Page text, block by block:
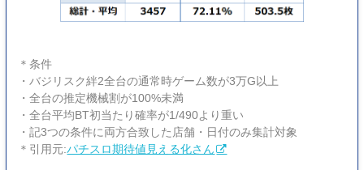
＊条件
・バジリスク絆2全台の通常時ゲーム数が3万G以上
・全台の推定機械割が100%未満
・全台平均BT初当たり確率が1/490より重い
・記3つの条件に両方合致した店舗・日付のみ集計対象
＊引用元:パチスロ期待値見える化さん